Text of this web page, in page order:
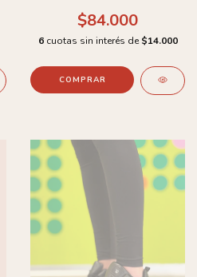
$84.000
6 cuotas sin interés de $14.000
COMPRAR